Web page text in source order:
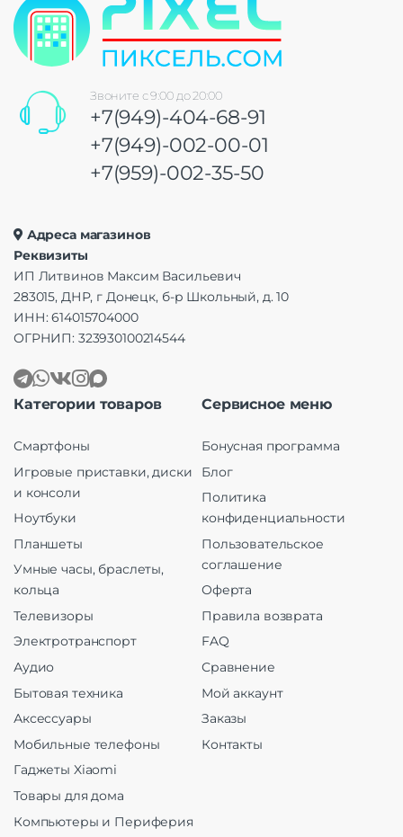
Звоните с 9:00 до 20:00
+7(949)-404-68-91
+7(949)-002-00-01
+7(959)-002-35-50
Адреса магазинов
Реквизиты
ИП Литвинов Максим Васильевич
283015, ДНР, г Донецк, б-р Школьный, д. 10
ИНН: 614015704000
ОГРНИП: 323930100214544
Категории товаров
Смартфоны
Игровые приставки, диски
и консоли
Ноутбуки
Планшеты
Умные часы, браслеты,
кольца
Телевизоры
Электротранспорт
Аудио
Бытовая техника
Аксессуары
Мобильные телефоны
Гаджеты Xiaomi
Товары для дома
Компьютеры и Периферия
Сервисное меню
Бонусная программа
Блог
Политика
конфиденциальности
Пользовательское
соглашение
Оферта
Правила возврата
FAQ
Сравнение
Мой аккаунт
Заказы
Контакты